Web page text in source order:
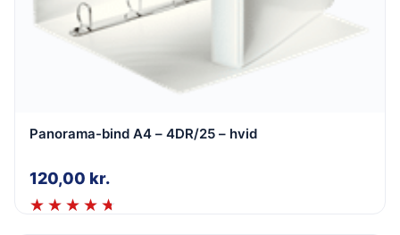
Panorama-bind A4 – 4DR/25 – hvid
120,00 kr.